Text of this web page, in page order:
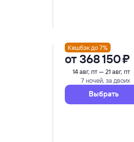
Кешбэк до 7%
от368 ⁠150 ⁠₽
14 авг, пт — 21 авг, пт
7 ночей, за двоих
Выбрать